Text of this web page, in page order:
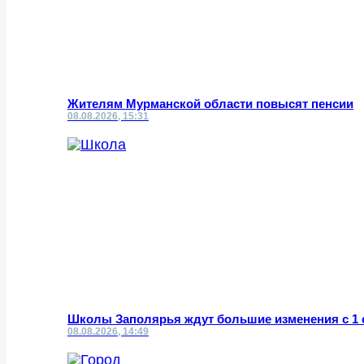
Жителям Мурманской области повысят пенсии
08.08.2026, 15:31
Школы Заполярья ждут большие изменения с 1
08.08.2026, 14:49